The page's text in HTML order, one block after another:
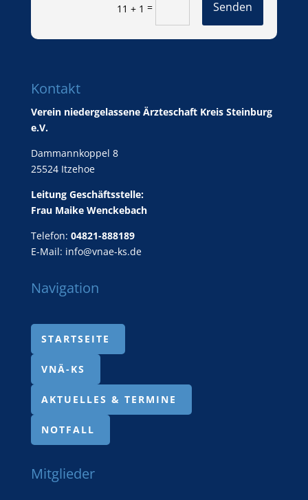
11 + 1 = Senden
Kontakt
Verein niedergelassene Ärzteschaft Kreis Steinburg
e.V.
Dammannkoppel 8
25524 Itzehoe
Leitung Geschäftsstelle:
Frau Maike Wenckebach
Telefon: 04821-888189
E-Mail: info@vnae-ks.de
Navigation
NOTFALL
AKTUELLES & TERMINE
VNÄ-KS
STARTSEITE
Mitglieder